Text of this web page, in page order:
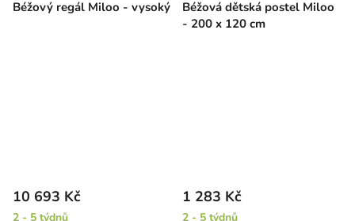
Béžový regál Miloo - vysoký
Béžová dětská postel Miloo
- 200 x 120 cm
10 693 Kč
2 - 5 týdnů
1 283 Kč
2 - 5 týdnů